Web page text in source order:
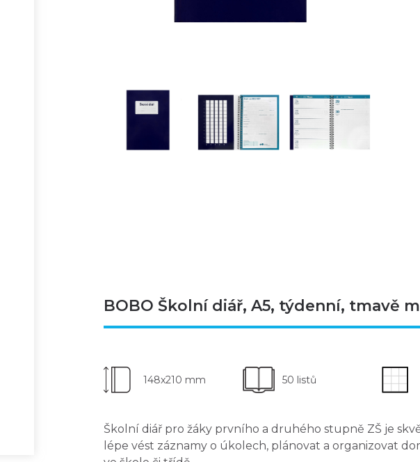
BOBO Školní diář, A5, týdenní, tmavě
148x210 mm 50 listů
Školní diář pro žáky prvního a druhého stupně ZŠ je
lépe vést záznamy o úkolech, plánovat a organizovat